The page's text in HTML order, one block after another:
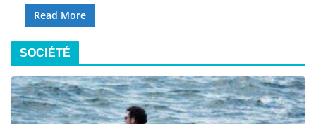
Read More
SOCIÉTÉ